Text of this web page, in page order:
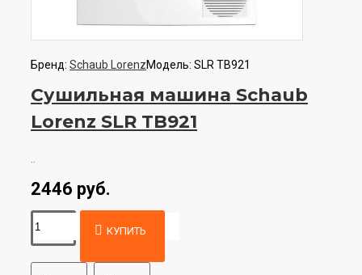
Бренд: Schaub LorenzМодель: SLR TB921
Сушильная машина Schaub
Lorenz SLR TB921
2446 руб.
КУПИТЬ